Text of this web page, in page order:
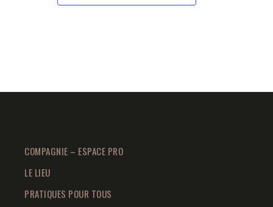
COMPAGNIE – ESPACE PRO
LE LIEU
PRATIQUES POUR TOUS